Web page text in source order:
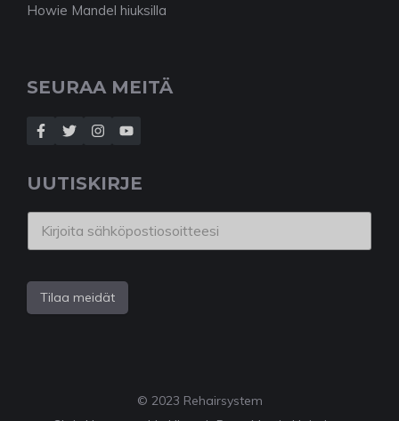
Howie Mandel hiuksilla
SEURAA MEITÄ
UUTISKIRJE
Tilaa meidät
© 2023 Rehairsystem